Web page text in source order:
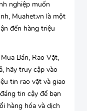
nghiệp muốn
Muahet.vn là một
đến hàng triệu
Bán, Rao Vặt,
hãy truy cập vào
tin rao vặt và giao
tin cậy để bạn
hàng hóa và dịch